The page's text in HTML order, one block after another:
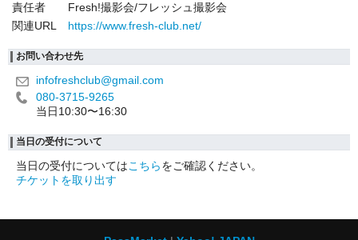
責任者
Fresh!撮影会/フレッシュ撮影会
関連URL
https://www.fresh-club.net/
お問い合わせ先
infofreshclub@gmail.com
080-3715-9265
当日10:30〜16:30
当日の受付について
当日の受付についてはこちらをご確認ください。
チケットを取り出す